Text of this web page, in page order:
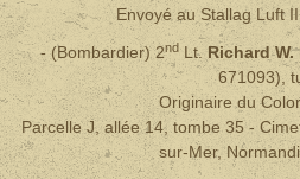
Envoyé au Stallag Luft
- (Bombardier) 2ndLt. Richard W.
671093),
Originaire du
Parcelle J, allée 14, tombe 35 -
sur-Mer,